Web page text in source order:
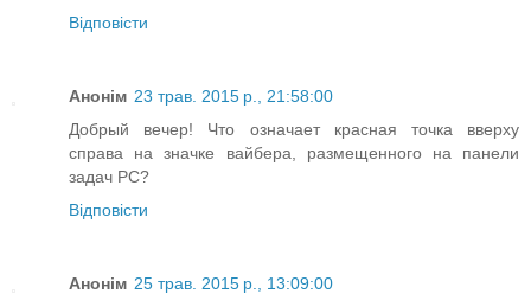
Відповісти
Анонім 23 трав. 2015 р., 21:58:00
Добрый вечер! Что означает красная точка вверху
справа на значке вайбера, размещенного на панели
задач РС?
Відповісти
Анонім 25 трав. 2015 р., 13:09:00